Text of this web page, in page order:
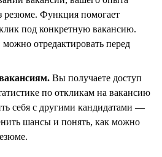
резюме. Функция помогает
под конкретную вакансию.
можно отредактировать перед
Вы получаете доступ
по откликам на вакансию
себя с другими кандидатами —
шансы и понять, как можно